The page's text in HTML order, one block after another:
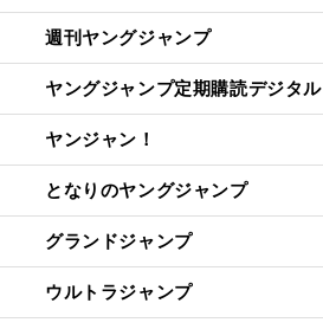
週刊ヤングジャンプ
ヤングジャンプ定期購読デジタル
ヤンジャン！
となりのヤングジャンプ
グランドジャンプ
ウルトラジャンプ